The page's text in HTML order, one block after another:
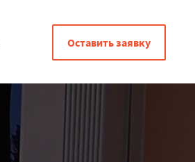
Оставить заявку